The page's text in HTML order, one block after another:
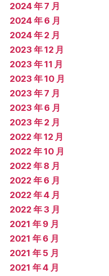
2024 年 7 月
2024 年 6 月
2024 年 2 月
2023 年 12 月
2023 年 11 月
2023 年 10 月
2023 年 7 月
2023 年 6 月
2023 年 2 月
2022 年 12 月
2022 年 10 月
2022 年 8 月
2022 年 6 月
2022 年 4 月
2022 年 3 月
2021 年 9 月
2021 年 6 月
2021 年 5 月
2021 年 4 月